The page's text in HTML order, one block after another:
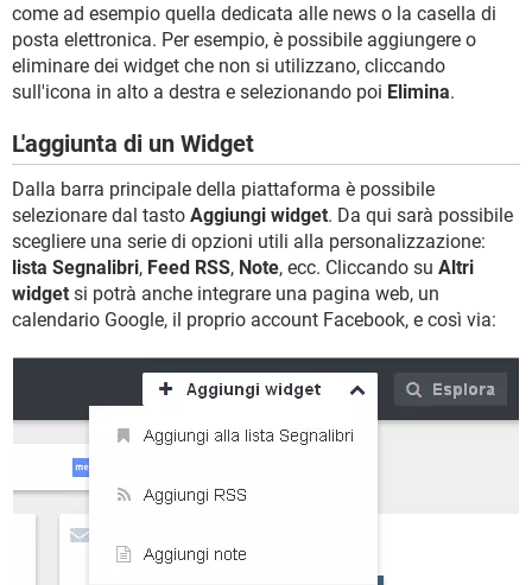
come ad esempio quella dedicata alle news o la casella di
posta elettronica. Per esempio, è possibile aggiungere o
eliminare dei widget che non si utilizzano, cliccando
sull'icona in alto a destra e selezionando poi Elimina.
L'aggiunta di un Widget
Dalla barra principale della piattaforma è possibile
selezionare dal tasto Aggiungi widget. Da qui sarà possibile
scegliere una serie di opzioni utili alla personalizzazione:
lista Segnalibri, Feed RSS, Note, ecc. Cliccando su Altri
widget si potrà anche integrare una pagina web, un
calendario Google, il proprio account Facebook, e così via: